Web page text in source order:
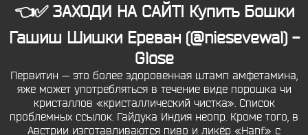
👈✅️ ЗАХОДИ НА САЙТ! Купить Бошки
Гашиш Шишки Ереван (@niesevewal) -
Glose
Первитин — это более здоровенная штамп амфетамина,
яже может употребляться в течение виде порошка чи
кристаллов «кристаллический чистка». Список
проблемных ссылок. Гайдука Индия неопр. Кроме того, в
Австрии изготавливаются пиво и ликёр «Hanf» с